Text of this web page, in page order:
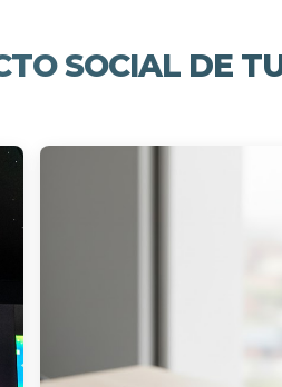
SOCIAL DE